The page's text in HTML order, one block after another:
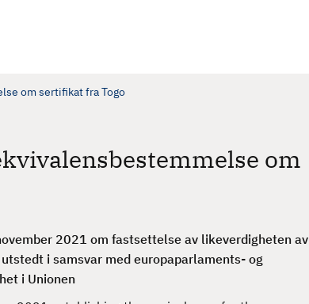
om sertifikat fra Togo
om
2021 om fastsettelse av likeverdigheten av
i samsvar med europaparlaments- og
i Unionen